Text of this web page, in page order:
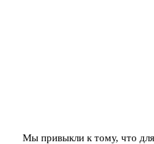
Мы привыкли к тому, что